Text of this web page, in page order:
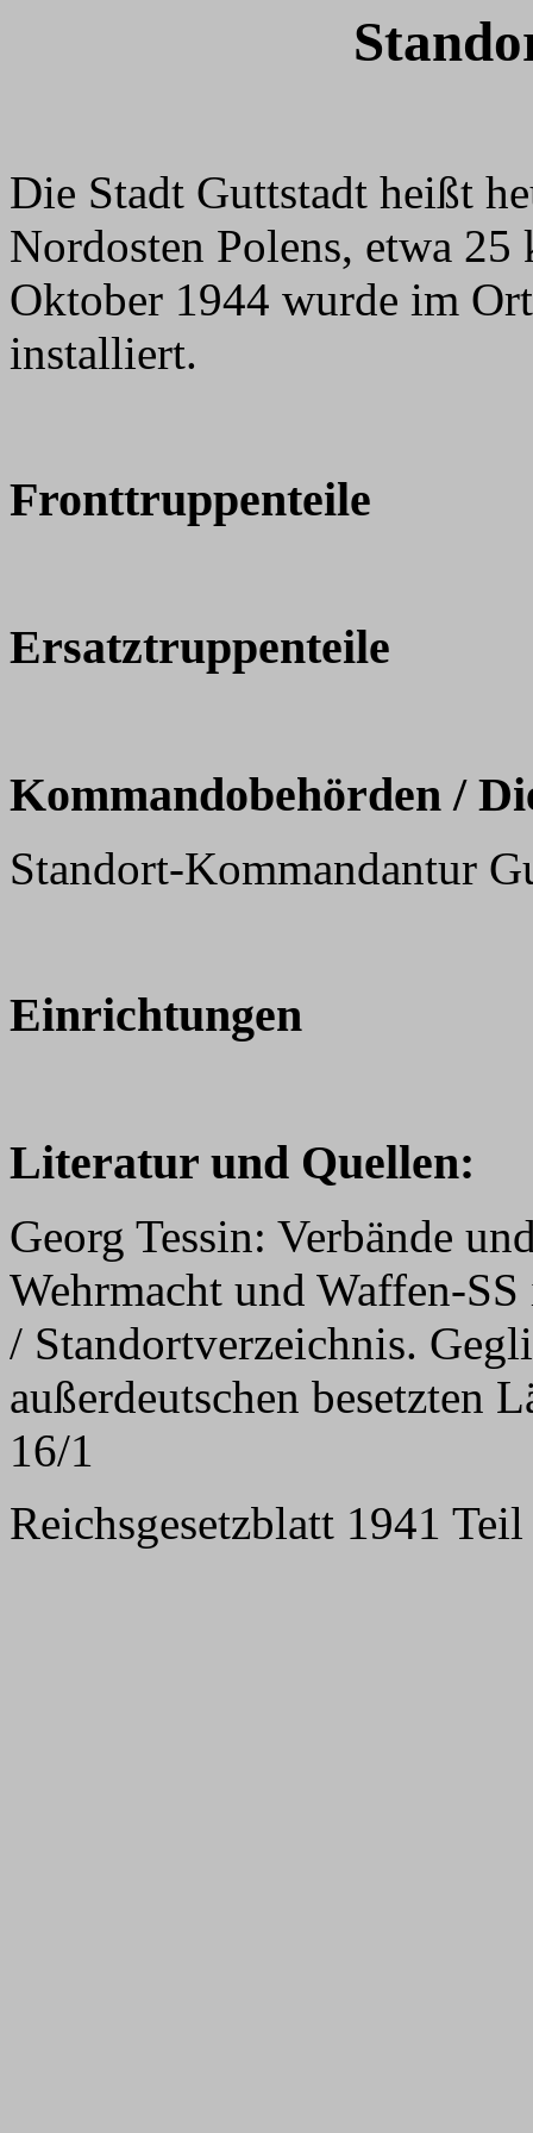
Die Stadt Guttstadt heißt
Nordosten Polens, etwa
Oktober 1944 wurde im
installiert.
Fronttruppenteile
Ersatztruppenteile
Kommandobehörden /
Standort-Kommandantur
Einrichtungen
Literatur und Quellen:
Georg Tessin: Verbände
Wehrmacht und Waffen-
/ Standortverzeichnis.
außerdeutschen besetzten
16/1
Reichsgesetzblatt 1941